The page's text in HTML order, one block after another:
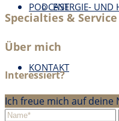
ENERGIE- UND
PODCAST
KONTAKT
Specialties &
Über mich
Interessiert?
Ich freue mich auf deine